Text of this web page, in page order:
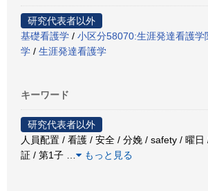
研究代表者以外
基礎看護学 / 小区分58070:生涯発達看護学
学 / 生涯発達看護学
キーワード
研究代表者以外
人員配置 / 看護 / 安全 / 分娩 / safety / 曜
証 / 第1子
もっと見る